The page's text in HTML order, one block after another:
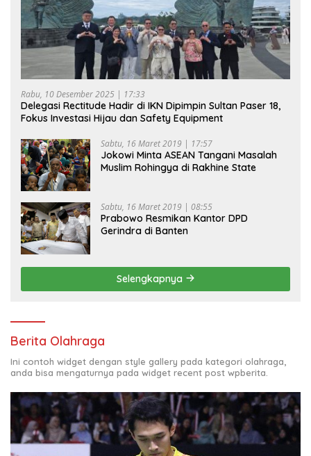
Rabu, 10 Desember 2025 | 17:33
Delegasi Rectitude Hadir di IKN Dipimpin Sultan Paser 18,
Fokus Investasi Hijau dan Safety Equipment
Sabtu, 16 Maret 2019 | 17:57
Jokowi Minta ASEAN Tangani Masalah
Muslim Rohingya di Rakhine State
Sabtu, 16 Maret 2019 | 08:55
Prabowo Resmikan Kantor DPD
Gerindra di Banten
Selengkapnya
Berita Olahraga
Ini contoh widget dengan style gallery pada kategori olahraga,
anda bisa mengaturnya pada widget recent post wpberita.